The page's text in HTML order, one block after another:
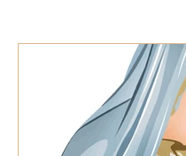
EN LA VOZ DE
VOZ EXPERTA